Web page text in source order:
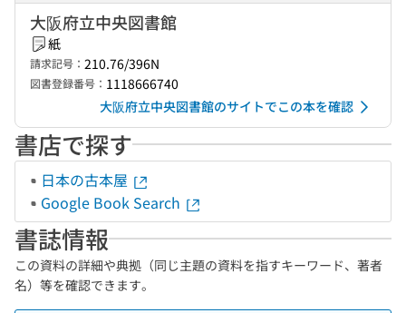
大阪府立中央図書館
紙
請求記号： 210.76/396N
図書登録番号： 1118666740
大阪府立中央図書館のサイトでこの本を確認
書店で探す
日本の古本屋
Google Book Search
書誌情報
この資料の詳細や典拠（同じ主題の資料を指すキーワード、著者
名）等を確認できます。